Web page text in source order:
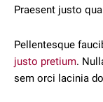
Praesent justo
Pellentesque
justo pretium.
sem orci lacinia